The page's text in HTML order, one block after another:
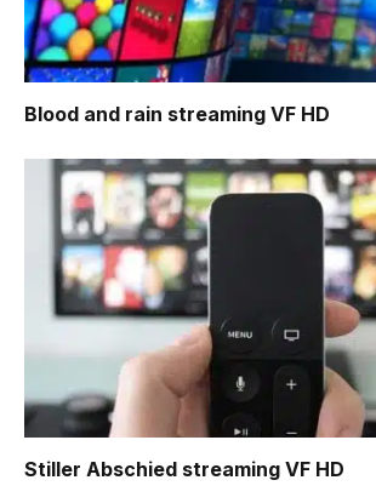
Blood and rain streaming VF HD
Stiller Abschied streaming VF HD